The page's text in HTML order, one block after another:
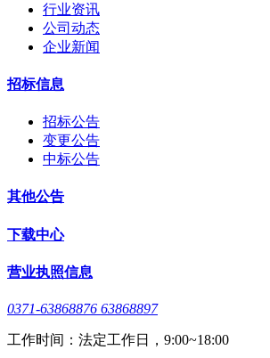
行业资讯
公司动态
企业新闻
招标信息
招标公告
变更公告
中标公告
其他公告
下载中心
营业执照信息
0371-63868876 63868897
工作时间：法定工作日，9:00~18:00